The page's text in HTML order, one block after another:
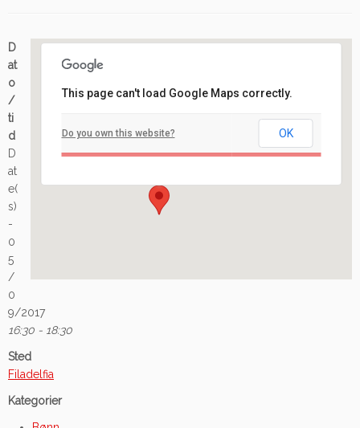
Arrangement
This page can't load Google Maps correctly.
Do you own this website? OK
D
at
o
/
ti
d
D
at
e(
s)
-
0
5
/
0
9/2017
16:30 - 18:30
Sted
Filadelfia
Kategorier